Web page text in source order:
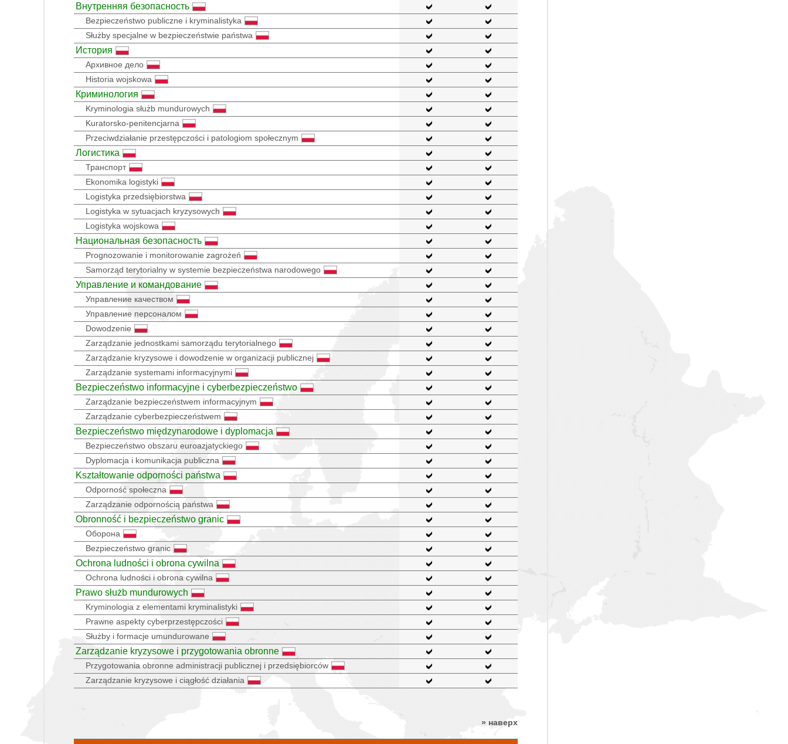
Внутренняя безопасность
Bezpieczeństwo publiczne i kryminalistyka
Służby specjalne w bezpieczeństwie państwa
История
Архивное дело
Historia wojskowa
Криминология
Kryminologia służb mundurowych
Kuratorsko-penitencjarna
Przeciwdziałanie przestępczości i patologiom społecznym
Логистика
Транспорт
Ekonomika logistyki
Logistyka przedsiębiorstwa
Logistyka w sytuacjach kryzysowych
Logistyka wojskowa
Национальная безопасность
Prognozowanie i monitorowanie zagrożeń
Samorząd terytorialny w systemie bezpieczeństwa narodowego
Управление и командование
Управление качеством
Управление персоналом
Dowodzenie
Zarządzanie jednostkami samorządu terytorialnego
Zarządzanie kryzysowe i dowodzenie w organizacji publicznej
Zarządzanie systemami informacyjnymi
Bezpieczeństwo informacyjne i cyberbezpieczeństwo
Zarządzanie bezpieczeństwem informacyjnym
Zarządzanie cyberbezpieczeństwem
Bezpieczeństwo międzynarodowe i dyplomacja
Bezpieczeństwo obszaru euroazjatyckiego
Dyplomacja i komunikacja publiczna
Kształtowanie odporności państwa
Odporność społeczna
Zarządzanie odpornością państwa
Obronność i bezpieczeństwo granic
Оборона
Bezpieczeństwo granic
Ochrona ludności i obrona cywilna
Ochrona ludności i obrona cywilna
Prawo służb mundurowych
Kryminologia z elementami kryminalistyki
Prawne aspekty cyberprzestępczości
Służby i formacje umundurowane
Zarządzanie kryzysowe i przygotowania obronne
Przygotowania obronne administracji publicznej i przedsiębiorców
Zarządzanie kryzysowe i ciągłość działania
» наверх